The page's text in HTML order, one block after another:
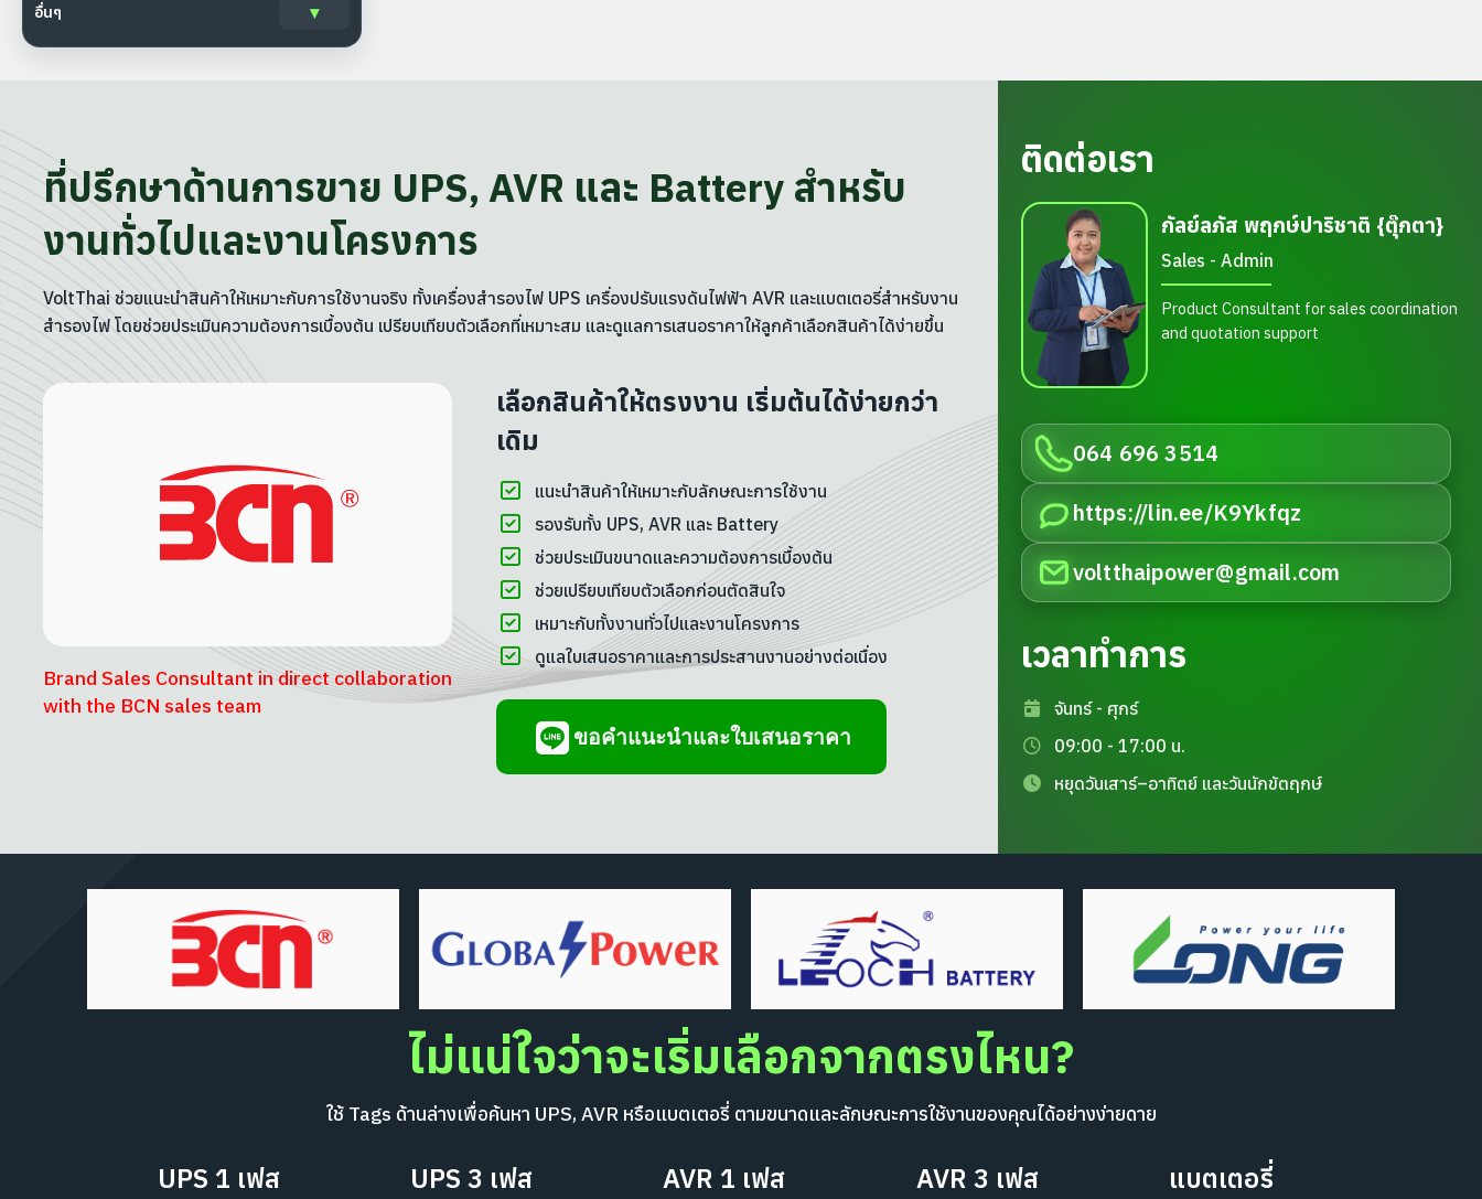
อื่นๆ
ที่ปรึกษาด้านการขาย UPS, AVR และ Battery สำหรับ
งานทั่วไปและงานโครงการ
VoltThai ช่วยแนะนำสินค้าให้เหมาะกับการใช้งานจริง ทั้งเครื่องสำรองไฟ UPS เครื่องปรับแรงดันไฟฟ้า AVR และแบตเตอรี่สำหรับงาน
สำรองไฟ โดยช่วยประเมินความต้องการเบื้องต้น เปรียบเทียบตัวเลือกที่เหมาะสม และดูแลการเสนอราคาให้ลูกค้าเลือกสินค้าได้ง่ายขึ้น
Brand Sales Consultant in direct collaboration
with the BCN sales team
เลือกสินค้าให้ตรงงาน เริ่มต้นได้ง่ายกว่า
เดิม
แนะนำสินค้าให้เหมาะกับลักษณะการใช้งาน
รองรับทั้ง UPS, AVR และ Battery
ช่วยประเมินขนาดและความต้องการเบื้องต้น
ช่วยเปรียบเทียบตัวเลือกก่อนตัดสินใจ
เหมาะกับทั้งงานทั่วไปและงานโครงการ
ดูแลใบเสนอราคาและการประสานงานอย่างต่อเนื่อง
ขอคำแนะนำและใบเสนอราคา
ติดต่อเรา
กัลย์ลภัส พฤกษ์ปาริชาติ {ตุ๊กตา}
Sales - Admin
Product Consultant for sales coordination
and quotation support
064 696 3514
https://lin.ee/K9Ykfqz
voltthaipower@gmail.com
เวลาทำการ
จันทร์ - ศุกร์
09:00 - 17:00 น.
หยุดวันเสาร์–อาทิตย์ และวันนักขัตฤกษ์
ไม่แน่ใจว่าจะเริ่มเลือกจากตรงไหน?
ใช้ Tags ด้านล่างเพื่อค้นหา UPS, AVR หรือแบตเตอรี่ ตามขนาดและลักษณะการใช้งานของคุณได้อย่างง่ายดาย
UPS 1 เฟส UPS 3 เฟส AVR 1 เฟส AVR 3 เฟส แบตเตอรี่